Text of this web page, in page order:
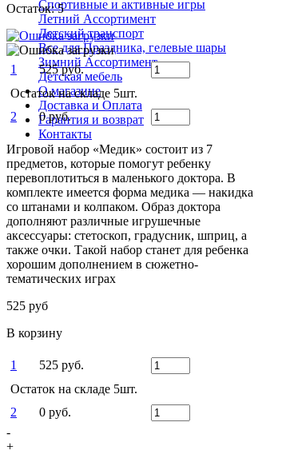
Спортивные и активные игры
Летний Ассортимент
Детский транспорт
Все для Праздника, гелевые шары
Зимний Ассортимент
Детская мебель
О магазине
Доставка и Оплата
Гарантия и возврат
Контакты
Остаток: 5
1
525 руб.
Остаток на складе 5шт.
2
0 руб.
Игровой набор «Медик» состоит из 7
предметов, которые помогут ребенку
перевоплотиться в маленького доктора. В
комплекте имеется форма медика — накидка
со штанами и колпаком. Образ доктора
дополняют различные игрушечные
аксессуары: стетоскоп, градусник, шприц, а
также очки. Такой набор станет для ребенка
хорошим дополнением в сюжетно-
тематических играх
525 руб
В корзину
1
525 руб.
Остаток на складе 5шт.
2
0 руб.
-
+